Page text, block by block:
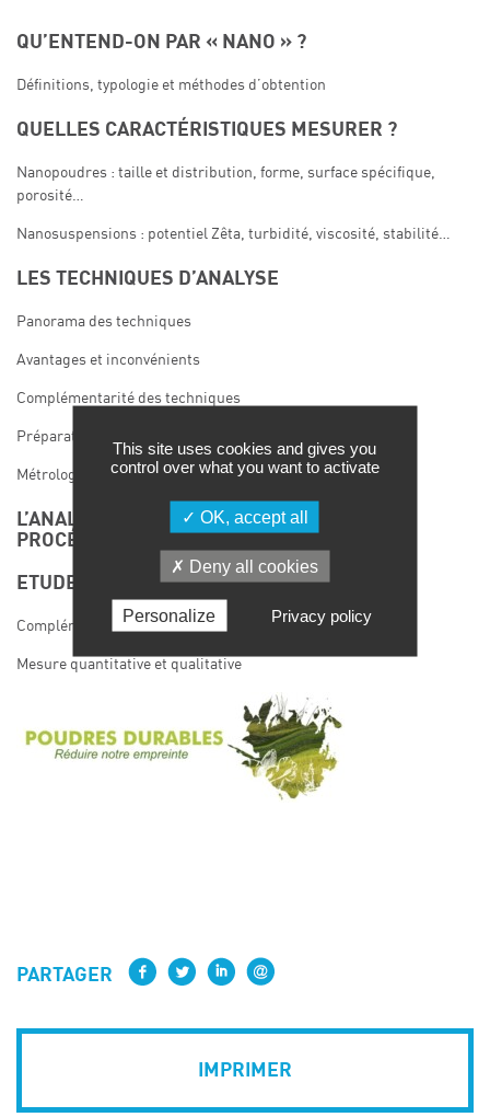
QU’ENTEND-ON PAR « NANO » ?
Définitions, typologie et méthodes d’obtention
QUELLES CARACTÉRISTIQUES MESURER ?
Nanopoudres : taille et distribution, forme, surface spécifique,
porosité…
Nanosuspensions : potentiel Zêta, turbidité, viscosité, stabilité…
LES TECHNIQUES D’ANALYSE
Panorama des techniques
Avantages et inconvénients
Complémentarité des techniques
Préparation des échantillons
Métrologie : du résultat à l’expertise
L’ANALYSE EN LIGNE ET LE CONTRÔLE DU
PROCÉDÉ
ETUDES DE CAS
Complémentarité entre les techniques de DLS et SLS
Mesure quantitative et qualitative
PARTAGER
IMPRIMER
This site uses cookies and gives you
control over what you want to activate
OK, accept all
Deny all cookies
Personalize Privacy policy